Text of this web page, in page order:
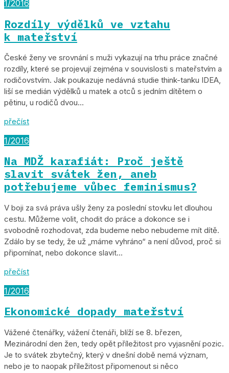
1/2016
Rozdíly výdělků ve vztahu
k mateřství
České ženy ve srovnání s muži vykazují na trhu práce značné
rozdíly, které se projevují zejména v souvislosti s mateřstvím a
rodičovstvím. Jak poukazuje nedávná studie think-tanku IDEA,
liší se medián výdělků u matek a otců s jedním dítětem o
pětinu, u rodičů dvou...
přečíst
1/2016
Na MDŽ karafiát: Proč ještě
slavit svátek žen, aneb
potřebujeme vůbec feminismus?
V boji za svá práva ušly ženy za poslední stovku let dlouhou
cestu. Můžeme volit, chodit do práce a dokonce se i
svobodně rozhodovat, zda budeme nebo nebudeme mít dítě.
Zdálo by se tedy, že už „máme vyhráno“ a není důvod, proč si
připomínat, nebo dokonce slavit...
přečíst
1/2016
Ekonomické dopady mateřství
Vážené čtenářky, vážení čtenáři, blíží se 8. březen,
Mezinárodní den žen, tedy opět příležitost pro vyjasnění pozic.
Je to svátek zbytečný, který v dnešní době nemá význam,
nebo je to naopak příležitost připomenout si něco